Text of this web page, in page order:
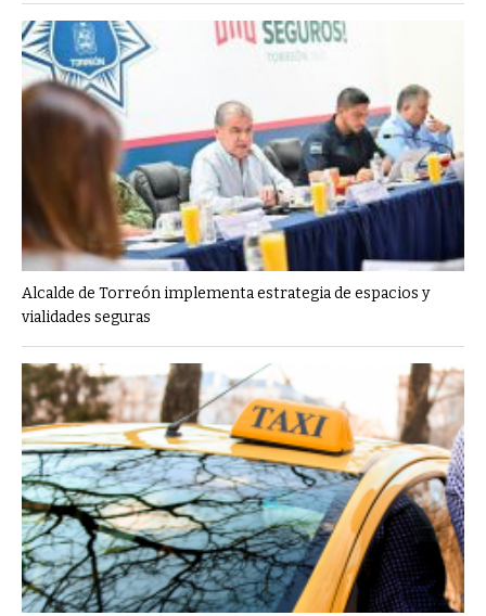
Alcalde de Torreón implementa estrategia de espacios y
vialidades seguras